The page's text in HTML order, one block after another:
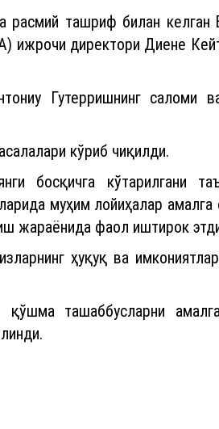
расмий ташриф билан келган
ижрочи директори Диене
Гутерришнинг саломи
кўриб чиқилди.
босқичга кўтарилгани
муҳим лойиҳалар
жараёнида фаол иштирок
ҳуқуқ ва
қўшма ташаббусларни